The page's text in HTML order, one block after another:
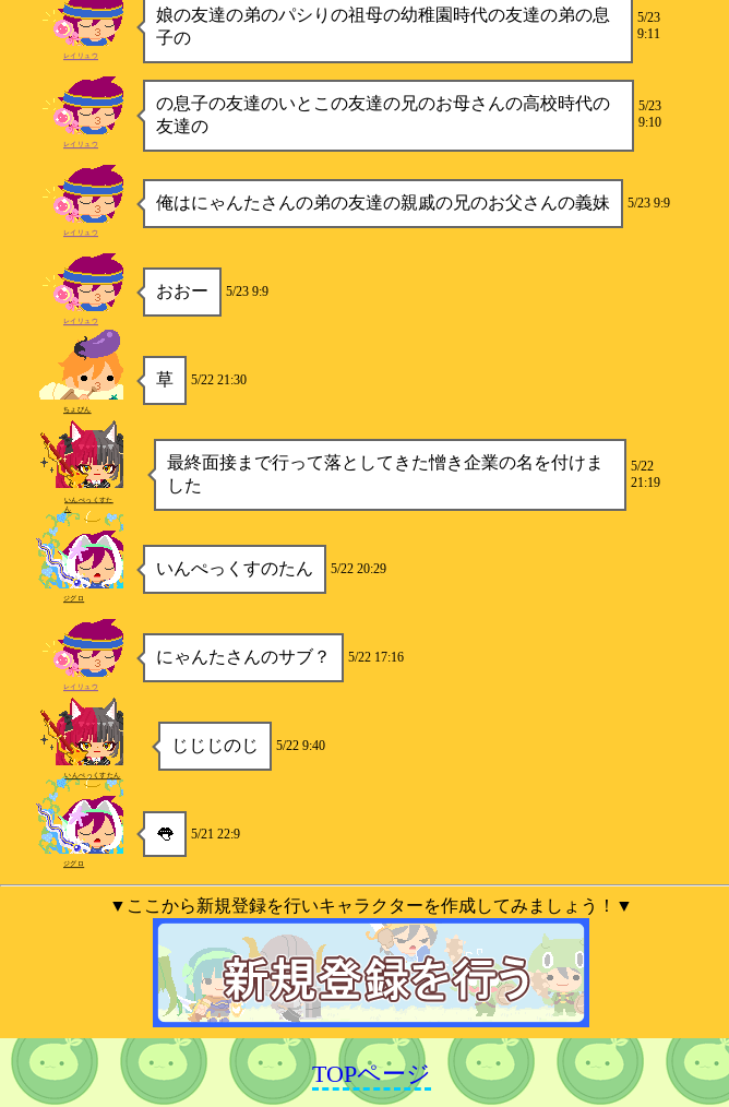
娘の友達の弟のパシりの祖母の幼稚園時代の友達の弟の息
子の
5/23
9:11
レイリュウ
の息子の友達のいとこの友達の兄のお母さんの高校時代の
友達の
5/23
9:10
レイリュウ
俺はにゃんたさんの弟の友達の親戚の兄のお父さんの義妹 5/23 9:9
レイリュウ
おおー 5/23 9:9
レイリュウ
草 5/22 21:30
ちょびん
最終面接まで行って落としてきた憎き企業の名を付けま
した
5/22
21:19
いんぺっくすた
ん
いんぺっくすのたん 5/22 20:29
ジグロ
にゃんたさんのサブ？ 5/22 17:16
レイリュウ
じじじのじ 5/22 9:40
いんぺっくすたん
👅 5/21 22:9
ジグロ
▼ここから新規登録を行いキャラクターを作成してみましょう！▼
TOPページ